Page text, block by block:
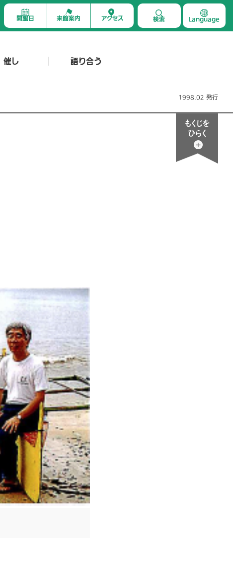
催し 語り合う
開館日 来館案内 アクセス 検索 Language
1998.02 発行
もくじを
ひらく